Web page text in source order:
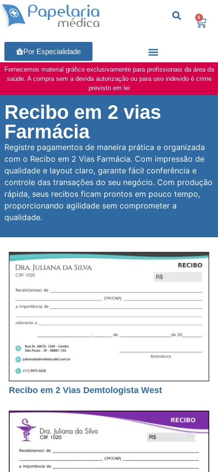
0
Por Especialidade
Fornecemos material gráfico exclusivamente para profissionais da área da
saúde. A compra sem a devida autorização ou para uso indevido é crime
previsto em lei
Recibo em 2 vias
Farmácia
Registre pagamentos de maneira prática e organizada
com o Recibo em 2 Vias Farmácia. Com impressão de
qualidade e layout claro, garante fácil conferência e
controle das transações do seu negócio. Com produção
rápida, seus recibos ficam prontos em pouco tempo,
proporcionando agilidade sem comprometer a
qualidade.
Recibo em 2 Vias Demtologista West